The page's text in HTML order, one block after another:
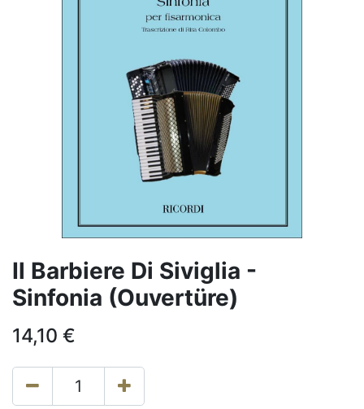
Il Barbiere Di Siviglia -
Sinfonia (Ouvertüre)
14,10 €